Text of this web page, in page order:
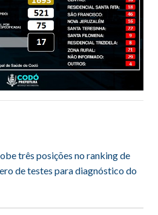
três posições no ranking de
de testes para diagnóstico do